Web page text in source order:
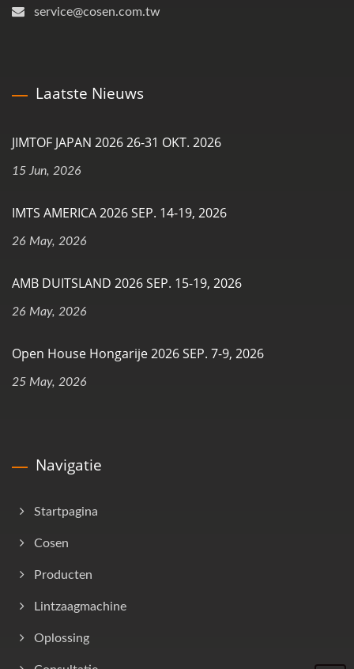
service@cosen.com.tw
Laatste Nieuws
JIMTOF JAPAN 2026 26-31 OKT. 2026
15 Jun, 2026
IMTS AMERICA 2026 SEP. 14-19, 2026
26 May, 2026
AMB DUITSLAND 2026 SEP. 15-19, 2026
26 May, 2026
Open House Hongarije 2026 SEP. 7-9, 2026
25 May, 2026
Navigatie
Startpagina
Cosen
Producten
Lintzaagmachine
Oplossing